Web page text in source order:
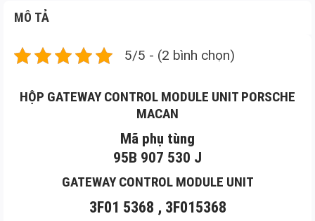
MÔ TẢ
5/5 - (2 bình chọn)
HỘP GATEWAY CONTROL MODULE UNIT PORSCHE
MACAN
Mã phụ tùng
95B 907 530 J
GATEWAY CONTROL MODULE UNIT
3F01 5368 , 3F015368